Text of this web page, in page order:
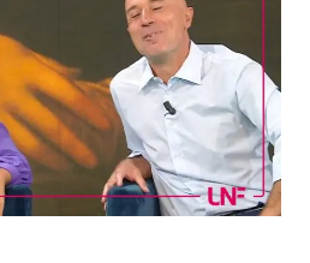
Cucina e Ricette
Consigli di Cucina